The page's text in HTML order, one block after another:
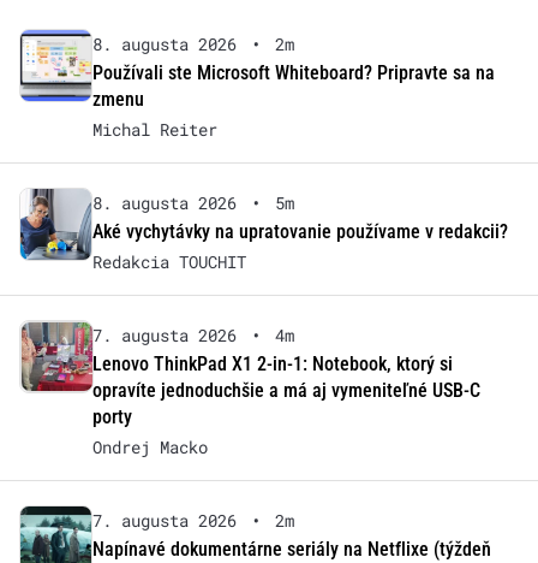
8. augusta 2026 •
2m
Používali ste Microsoft Whiteboard? Pripravte sa na
zmenu
Michal Reiter
8. augusta 2026 •
5m
Aké vychytávky na upratovanie používame v redakcii?
Redakcia TOUCHIT
7. augusta 2026 •
4m
Lenovo ThinkPad X1 2-in-1: Notebook, ktorý si
opravíte jednoduchšie a má aj vymeniteľné USB-C
porty
Ondrej Macko
7. augusta 2026 •
2m
Napínavé dokumentárne seriály na Netflixe (týždeň